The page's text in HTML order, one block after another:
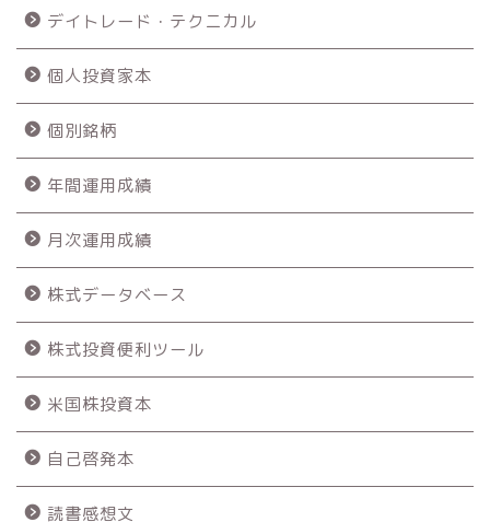
デイトレード・テクニカル
個人投資家本
個別銘柄
年間運用成績
月次運用成績
株式データベース
株式投資便利ツール
米国株投資本
自己啓発本
読書感想文